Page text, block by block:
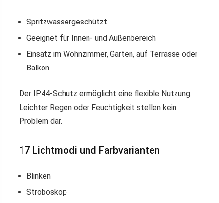
Spritzwassergeschützt
Geeignet für Innen- und Außenbereich
Einsatz im Wohnzimmer, Garten, auf Terrasse oder
Balkon
Der IP44-Schutz ermöglicht eine flexible Nutzung.
Leichter Regen oder Feuchtigkeit stellen kein
Problem dar.
17 Lichtmodi und Farbvarianten
Blinken
Stroboskop